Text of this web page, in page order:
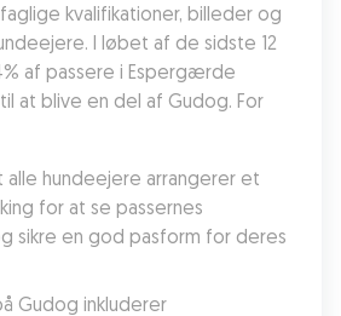
kvalifikationer, billeder og
I løbet af de sidste 12
af passere i Espergærde
at blive en del af Gudog. For
alle hundeejere arrangerer et
for at se passernes
sikre en god pasform for deres
Gudog inkluderer